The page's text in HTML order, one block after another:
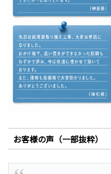
お客様の声（一部抜粋）